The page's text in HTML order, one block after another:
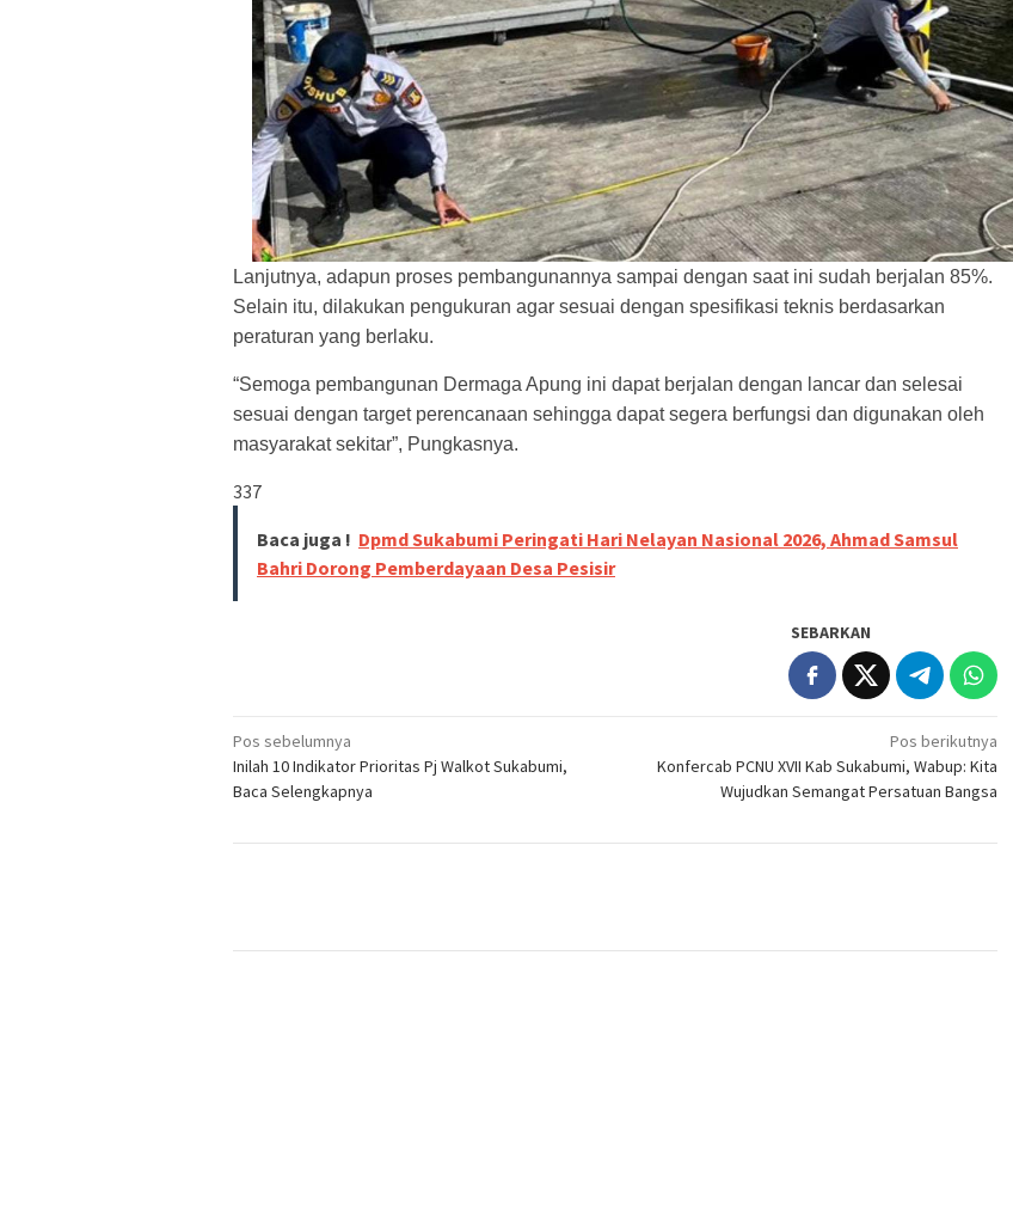
Lanjutnya, adapun proses pembangunannya sampai dengan saat ini sudah berjalan 85%.
Selain itu, dilakukan pengukuran agar sesuai dengan spesifikasi teknis berdasarkan
peraturan yang berlaku.
“Semoga pembangunan Dermaga Apung ini dapat berjalan dengan lancar dan selesai
sesuai dengan target perencanaan sehingga dapat segera berfungsi dan digunakan oleh
masyarakat sekitar”, Pungkasnya.
337
Baca juga ! Dpmd Sukabumi Peringati Hari Nelayan Nasional 2026, Ahmad Samsul
Bahri Dorong Pemberdayaan Desa Pesisir
SEBARKAN
Navigasi
pos
Pos sebelumnya
Inilah 10 Indikator Prioritas Pj Walkot Sukabumi,
Baca Selengkapnya
Pos berikutnya
Konfercab PCNU XVII Kab Sukabumi, Wabup: Kita
Wujudkan Semangat Persatuan Bangsa